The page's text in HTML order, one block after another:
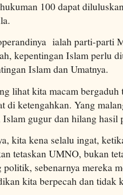
100 dapat
ialah parti-parti
kepentingan Islam perlu
Islam dan Umatnya.
lihat kita macam
di ketengahkan. Yang
Islam gugur dan hilang hasil
kita kena selalu ingat,
tetaskan UMNO, bukan
sebenarnya mereka
kita berpecah dan tidak